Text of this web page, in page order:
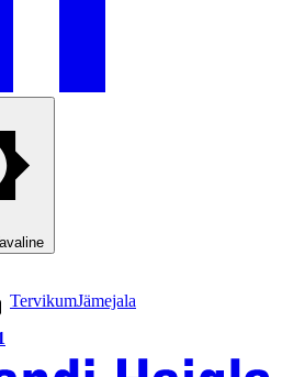
TervikumJämejala